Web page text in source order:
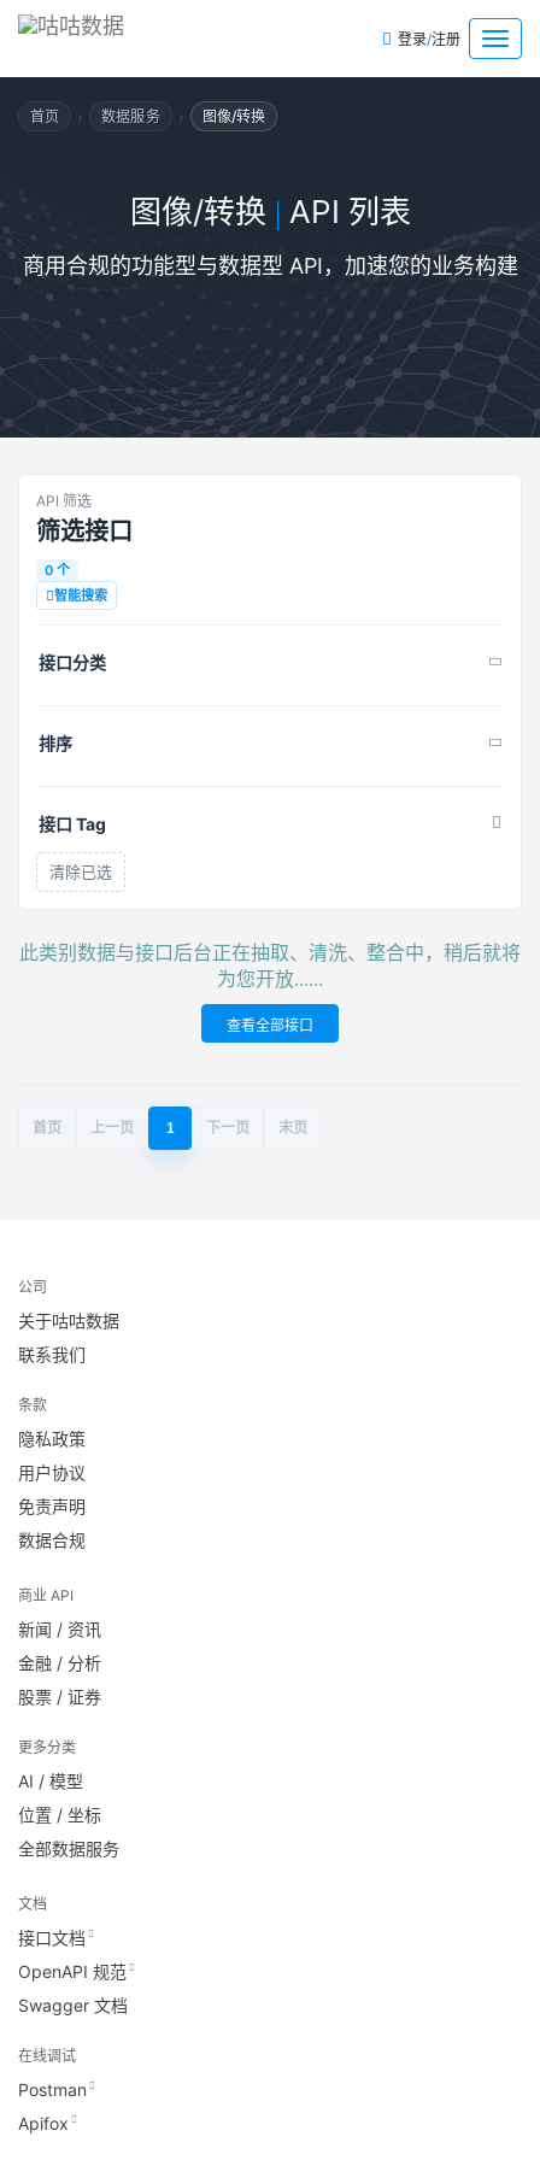
菜
单
登录/注册
首页 › 数据服务 › 图像/转换
图像/转换 | API 列表
商用合规的功能型与数据型 API，加速您的业务构建
API 筛选
筛选接口
0 个
智能搜索
接口分类
排序
接口 Tag
清除已选
此类别数据与接口后台正在抽取、清洗、整合中，稍后就将
为您开放......
查看全部接口
首页 上一页 1 下一页 末页
公司
关于咕咕数据
联系我们
条款
隐私政策
用户协议
免责声明
数据合规
商业 API
新闻 / 资讯
金融 / 分析
股票 / 证券
更多分类
AI / 模型
位置 / 坐标
全部数据服务
文档
接口文档
OpenAPI 规范
Swagger 文档
在线调试
Postman
Apifox